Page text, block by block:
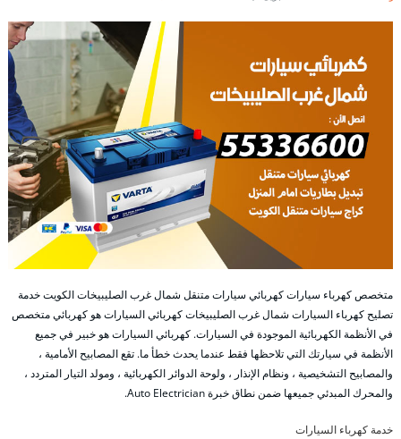
متخصص كهرباء سيارات كهربائي سيارات متنقل شمال غرب الصليبيخات الكويت خدمة
تصليح كهرباء السيارات شمال غرب الصليبيخات كهربائي السيارات هو كهربائي متخصص
في الأنظمة الكهربائية الموجودة في السيارات. كهربائي السيارات هو خبير في جميع
الأنظمة في سيارتك التي تلاحظها فقط عندما يحدث خطأ ما. تقع المصابيح الأمامية ،
والمصابيح التشخيصية ، ونظام الإنذار ، ولوحة الدوائر الكهربائية ، ومولد التيار المتردد ،
والمحرك المبدئي جميعها ضمن نطاق خبرة Auto Electrician.
خدمة كهرباء السيارات